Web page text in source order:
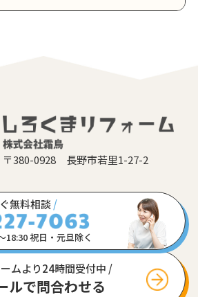
〒380-0928 長野市若里1-27-2
無料相談 /
18:30 祝日・元旦除く
ムより24時間受付中 /
ルで問合わせる